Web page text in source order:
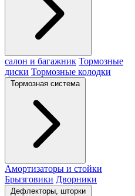
салон и багажник Тормозные
диски Тормозные колодки
Тормозная система
Амортизаторы и стойки
Брызговики Дворники
Дефлекторы, шторки